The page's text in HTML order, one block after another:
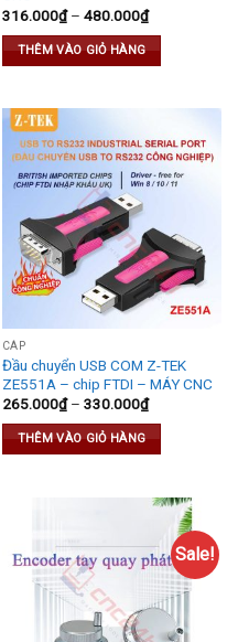
316.000₫– 480.000₫
THÊM VÀO GIỎ HÀNG
CÁP
Đầu chuyển USB COM Z-TEK
ZE551A – chip FTDI – MÁY CNC
265.000₫– 330.000₫
THÊM VÀO GIỎ HÀNG
Sale!